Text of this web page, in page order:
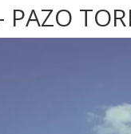
PAZO